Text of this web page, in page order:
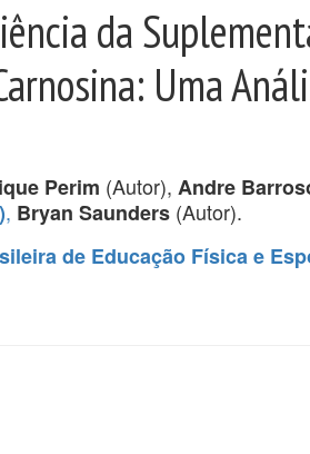
da
Uma
Perim (Autor), Andre
, Bryan Saunders (Autor).
de Educação Física e